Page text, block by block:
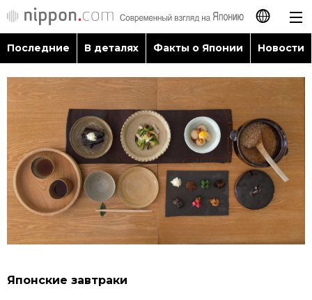
日本語
English
简体字
繁體字
Français
Español
Последние
В деталях
Факты о Японии
Последние В деталях Факты о Японии Новости
Японские завтраки